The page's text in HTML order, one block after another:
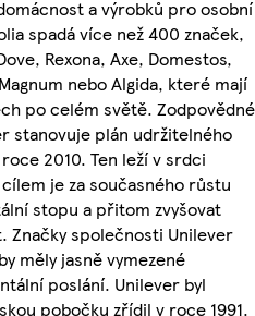
a výrobků pro osobní
spadá více než 400 značek,
Rexona, Axe, Domestos,
nebo Algida, které mají
po celém světě. Zodpovědné
stanovuje plán udržitelného
2010. Ten leží v srdci
je za současného růstu
stopu a přitom zvyšovat
Značky společnosti Unilever
měly jasně vymezené
poslání. Unilever byl
pobočku zřídil v roce 1991.